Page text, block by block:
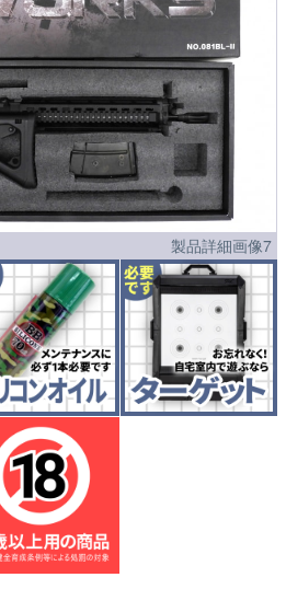
製品詳細画像7